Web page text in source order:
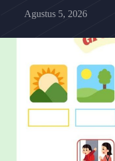
Agustus 5, 2026